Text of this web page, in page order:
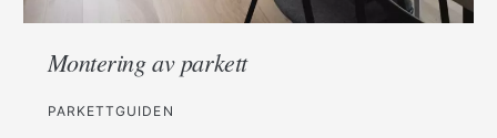
Montering av parkett
PARKETTGUIDEN